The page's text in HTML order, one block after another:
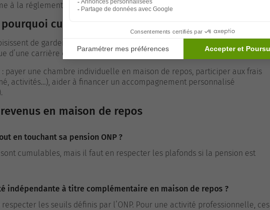
à la réglementation.
cumuler ?
de garder un pied dans l’économie : mise en location d’un bien,
d’une carrière dans le secteur privé, ou encore dividendes.
payer une chambre individuelle en maison de repos, participer aux frais
activités…), aider à financer un accompagnement personnalisé
revenus en maison de repos
en touchant sa pension ONP ?
cumulables, mais il faut en respecter les plafonds si la pension est
indépendante à titre complémentaire en maison de repos ?
respecter les seuils définis par l’ONP. Pour une activité professionnelle, ces